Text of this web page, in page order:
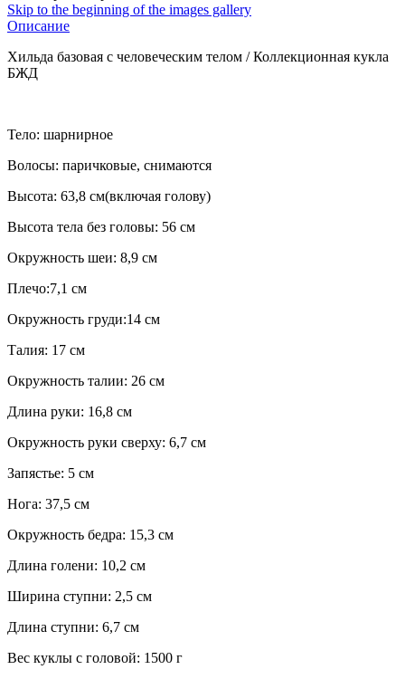
Skip to the beginning of the images gallery
Описание
Хильда базовая с человеческим телом / Коллекционная кукла
БЖД
Тело: шарнирное
Волосы: паричковые, снимаются
Высота: 63,8 см(включая голову)
Высота тела без головы: 56 см
Окружность шеи: 8,9 см
Плечо:7,1 см
Окружность груди:14 см
Талия: 17 см
Окружность талии: 26 см
Длина руки: 16,8 см
Окружность руки сверху: 6,7 см
Запястье: 5 см
Нога: 37,5 см
Окружность бедра: 15,3 см
Длина голени: 10,2 см
Ширина ступни: 2,5 см
Длина ступни: 6,7 см
Вес куклы с головой: 1500 г